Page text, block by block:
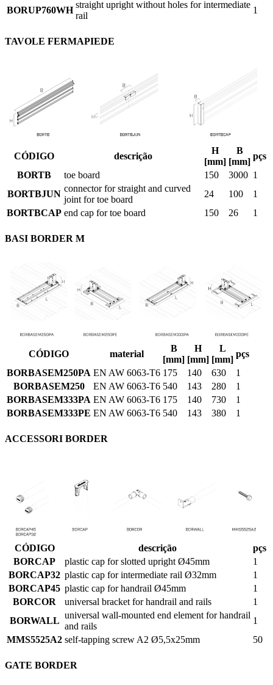
BORUP760WH
straight upright without holes for intermediate
rail
1
TAVOLE FERMAPIEDE
CÓDIGO descrição
H
[mm]
B
[mm]
pçs
BORTB
toe board 150 3000 1
BORTBJUN
connector for straight and curved
joint for toe board
24 100
1
BORTBCAP end cap for toe board 150 26 1
BASI BORDER M
CÓDIGO material
B
[mm]
H
[mm]
L
[mm]
pçs
BORBASEM250PA EN AW 6063-T6 175 140 630
1
BORBASEM250
EN AW 6063-T6 540 143 280
1
BORBASEM333PA EN AW 6063-T6 175 140 730
1
BORBASEM333PE EN AW 6063-T6 540 143 380 1
ACCESSORI BORDER
CÓDIGO descrição
pçs
BORCAP
plastic cap for slotted upright Ø45mm
1
BORCAP32 plastic cap for intermediate rail Ø32mm
1
BORCAP45 plastic cap for handrail Ø45mm
1
BORCOR
universal bracket for handrail and rails
1
BORWALL
universal wall-mounted end element for handrail
and rails
1
MMS5525A2 self-tapping screw A2 Ø5,5x25mm 50
GATE BORDER